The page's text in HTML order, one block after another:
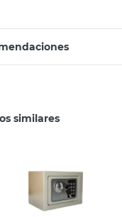
similares